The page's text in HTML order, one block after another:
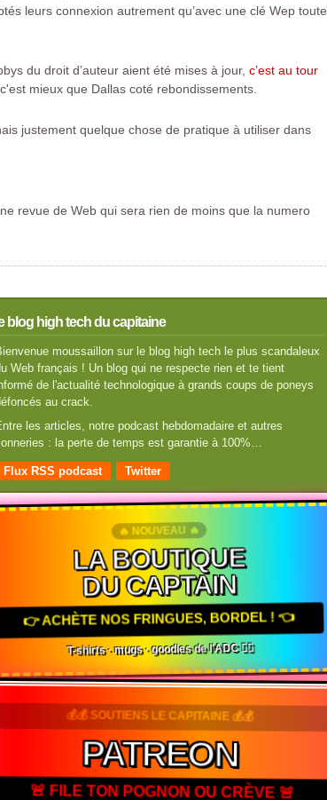
leurs connexion autrement qu’avec une clé Wep toute
du droit d’auteur aient été mises à jour, c’est au tour
mieux que Dallas coté rebondissements.
justement quelque chose de pratique à utiliser dans
revue de Web qui sera rien de moins que la numero
blog high tech du capitaine
moussaillon sur le blog high tech le plus scandaleux
Web français ! Un blog qui ne respecte rien et te tient
de l'actualité technologique à grands coups de poneys
au crack.
les articles, notre podcast hebdomadaire et autres
: la perte de temps est garantie à 100%…
Flux RSS podcast Twitter
🔥 NOUVEAU 🔥
LA BOUTIQUE
DU CAPTAIN
👉 ACHÈTE NOS FRINGUES, BORDEL ! 👈
T-shirts · mugs · goodies de l'ADC 🏴‍☠️
💰💰 SOUTIENS LE CAPITAINE 💰💰
PATREON
🚨 FILE TON POGNON OU CRÈVE 🚨